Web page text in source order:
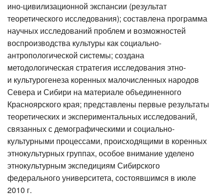
ино-цивилизационной экспансии (результат
теоретического исследования); составлена программа
научных исследований проблем и возможностей
воспроизводства культуры как социально-
антропологической системы; создана
методологическая стратегия исследования этно-
и культурогенеза коренных малочисленных народов
Севера и Сибири на материале объединенного
Красноярского края; представлены первые результаты
теоретических и экспериментальных исследований,
связанных с демографическими и социально-
культурными процессами, происходящими в коренных
этнокультурных группах, особое внимание уделено
этнокультурным экспедициям Сибирского
федерального университета, состоявшимся в июле
2010 г.